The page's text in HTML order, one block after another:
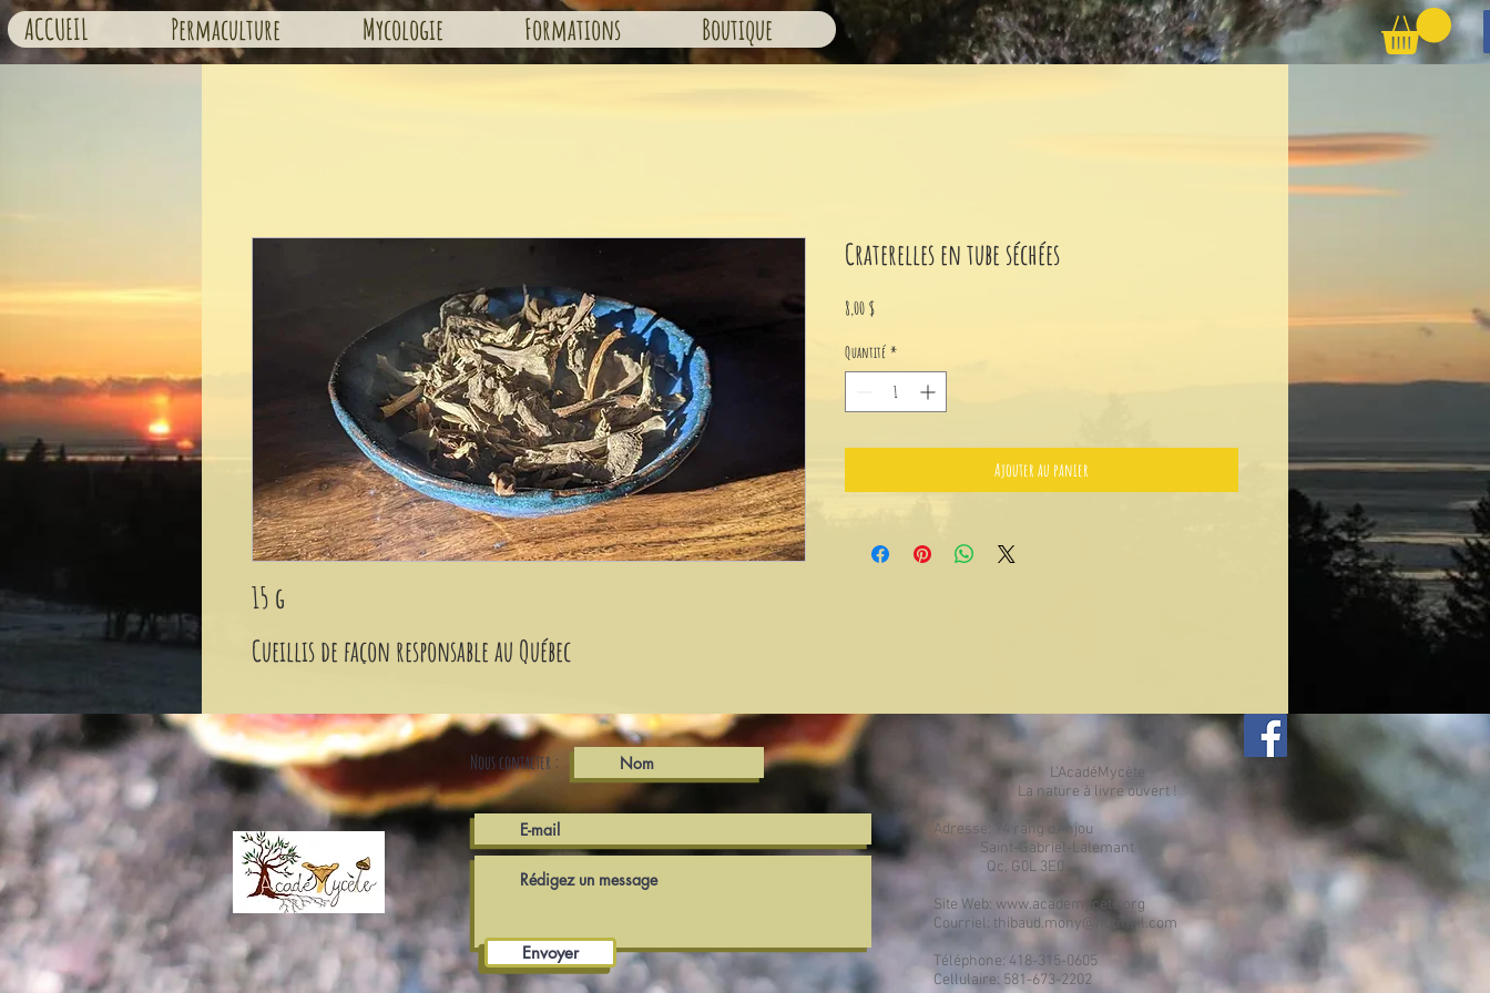
ACCUEIL Permaculture Mycologie Formations Boutique
15 g
Cueillis de façon responsable au Québec
Craterelles en tube séchées
8,00 $
Quantité *
Ajouter au panier
Nous contacter :
Envoyer
L'AcadéMycète
La nature à livre ouvert!
Adresse:
74 rang d'Anjou
Saint-Gabriel-Lalemant
Qc, G0L 3E0
Site Web: www.academycete.org
Courriel: thibaud.mony@hotmail.com
Téléphone: 418-315-0605
Cellulaire: 581-673-2202